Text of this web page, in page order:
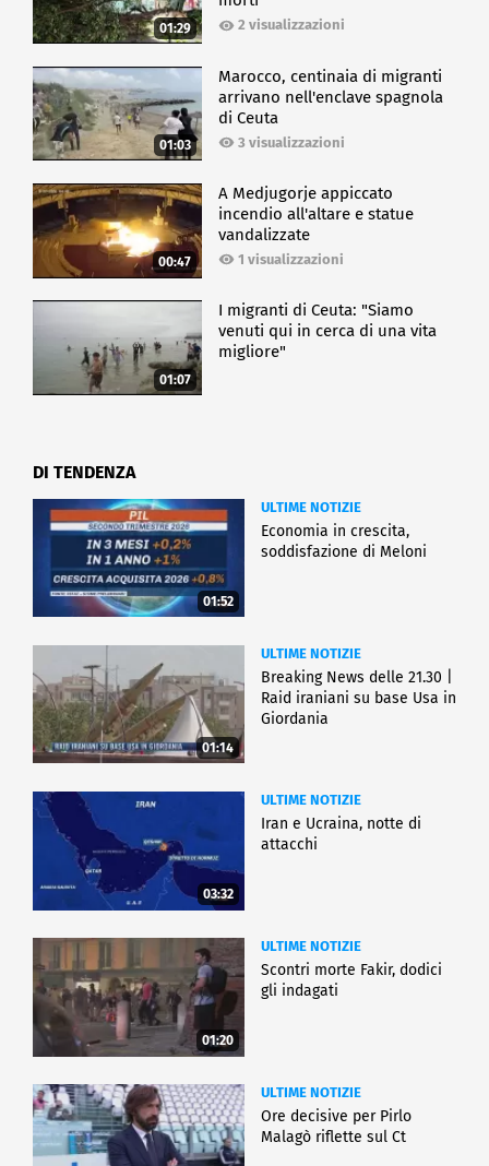
01:29 2 visualizzazioni
01:03
Marocco, centinaia di migranti
arrivano nell'enclave spagnola
di Ceuta
3 visualizzazioni
00:47
A Medjugorje appiccato
incendio all'altare e statue
vandalizzate
1 visualizzazioni
01:07
I migranti di Ceuta: "Siamo
venuti qui in cerca di una vita
migliore"
DI TENDENZA
01:52
ULTIME NOTIZIE
Economia in crescita,
soddisfazione di Meloni
01:14
ULTIME NOTIZIE
Breaking News delle 21.30 |
Raid iraniani su base Usa in
Giordania
03:32
ULTIME NOTIZIE
Iran e Ucraina, notte di
attacchi
01:20
ULTIME NOTIZIE
Scontri morte Fakir, dodici
gli indagati
ULTIME NOTIZIE
Ore decisive per Pirlo
Malagò riflette sul Ct